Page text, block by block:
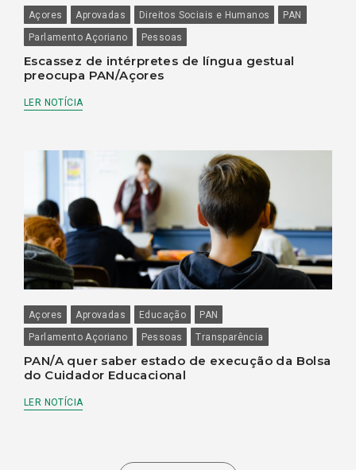
Açores Aprovadas Direitos Sociais e Humanos
PAN
Parlamento Açoriano
Pessoas
Escassez de intérpretes de língua gestual
preocupa PAN/Açores
LER NOTÍCIA
Açores Aprovadas Educação
PAN
Parlamento Açoriano
Pessoas Transparência
PAN/A quer saber estado de execução da Bolsa
do Cuidador Educacional
LER NOTÍCIA